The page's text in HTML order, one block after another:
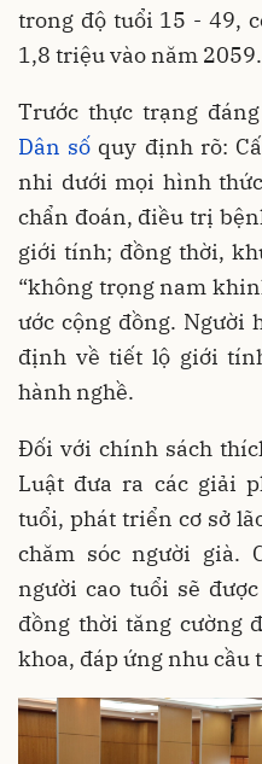
trong độ tuổi 15 - 49,
1,8 triệu vào năm 2059.
Trước thực trạng
Dân số quy định rõ:
nhi dưới mọi hình
chẩn đoán, điều trị
giới tính; đồng thời,
“không trọng nam
ước cộng đồng. Người
định về tiết lộ giới
hành nghề.
Đối với chính sách
Luật đưa ra các giải
tuổi, phát triển cơ sở
chăm sóc người già.
người cao tuổi sẽ
đồng thời tăng cường
khoa, đáp ứng nhu cầu